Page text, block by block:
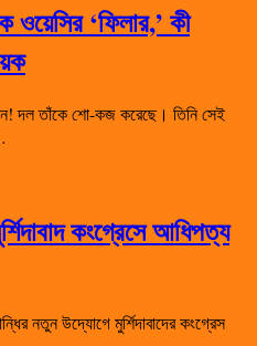
‘ফিলার,’ কী
দল তাঁকে শো-কজ করেছে। তিনি সেই
কংগ্রেসে আধিপত্য
নতুন উদ্যোগে মুর্শিদাবাদের কংগ্রেস